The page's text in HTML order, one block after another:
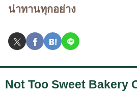
น่าทานทุกอย่าง
Not Too Sweet Bakery